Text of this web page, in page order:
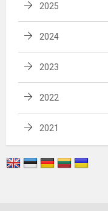
2025
2024
2023
2022
2021